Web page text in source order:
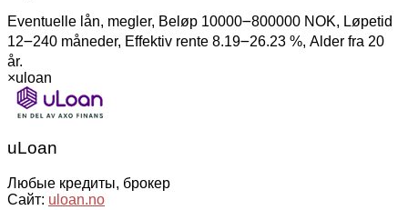
Eventuelle lån, megler, Beløp 10000౼800000 NOK, Løpetid
12౼240 måneder, Effektiv rente 8.19౼26.23 %, Alder fra 20
år.
×uloan
uLoan
Любые кредиты, брокер
Сайт: uloan.no